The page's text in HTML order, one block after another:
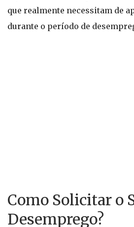
que realmente necessitam de
durante o período de
Como Solicitar o
Desemprego?